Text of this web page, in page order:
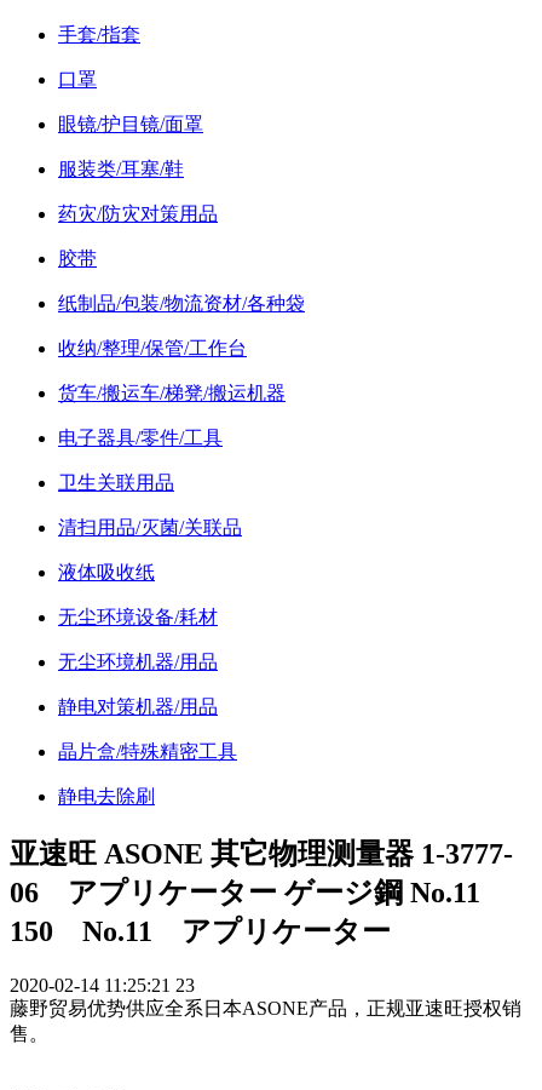
手套/指套
口罩
眼镜/护目镜/面罩
服装类/耳塞/鞋
药灾/防灾对策用品
胶带
纸制品/包装/物流资材/各种袋
收纳/整理/保管/工作台
货车/搬运车/梯凳/搬运机器
电子器具/零件/工具
卫生关联用品
清扫用品/灭菌/关联品
液体吸收纸
无尘环境设备/耗材
无尘环境机器/用品
静电对策机器/用品
晶片盒/特殊精密工具
静电去除刷
亚速旺 ASONE 其它物理测量器 1-3777-
06 アプリケーター ゲージ鋼 No.11
150 No.11 アプリケーター
2020-02-14 11:25:21 23
藤野贸易优势供应全系日本ASONE产品，正规亚速旺授权销
售。